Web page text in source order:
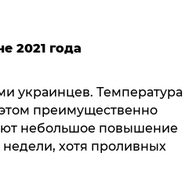
2021 года
украинцев. Температура
этом преимущественно
небольшое повышение
хотя проливных